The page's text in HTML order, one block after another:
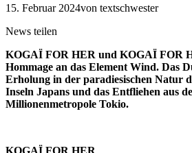
15. Februar 2024von textschwester
News teilen
KOGAÏ FOR HER und KOGAÏ FOR
Hommage an das Element Wind. Das
Erholung in der paradiesischen Natur
Inseln Japans und das Entfliehen aus
Millionenmetropole Tokio.
KOGAÏ FOR HER